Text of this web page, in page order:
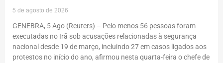
5 de agosto de 2026
GENEBRA, 5 Ago (Reuters) – Pelo menos 56 pessoas foram
executadas no Irã sob acusações relacionadas à segurança
nacional desde 19 de março, incluindo 27 em casos ligados aos
protestos no início do ano, afirmou nesta quarta-feira o chefe de